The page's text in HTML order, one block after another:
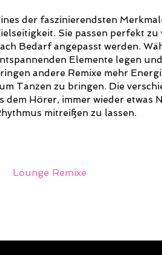
der faszinierendsten
Sie passen perfekt
Bedarf angepasst werden.
Elemente legen
andere Remixe mehr
Tanzen zu bringen. Die
dem Hörer, immer wieder etwas
mitreißen zu lassen.
Lounge Remixe